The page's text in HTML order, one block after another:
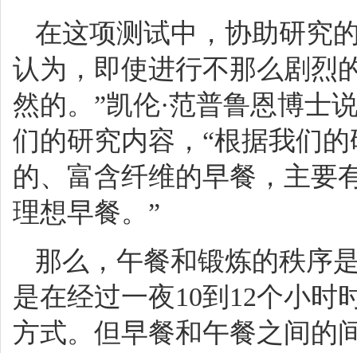
在这项测试中，协助研究
认为，即使进行不那么剧烈
然的。”凯伦·范普鲁恩博士
们的研究内容，“根据我们
的、富含纤维的早餐，主要
理想早餐。”
那么，午餐和锻炼的秩序
是在经过一夜10到12个小时
方式。但早餐和午餐之间的